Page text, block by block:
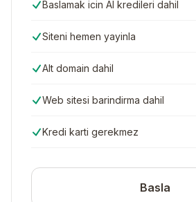
Baslamak icin AI kredileri dahil
Siteni hemen yayinla
Alt domain dahil
Web sitesi barindirma dahil
Kredi karti gerekmez
Basla